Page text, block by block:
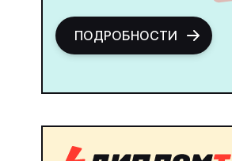
ПОДРОБНОСТИ